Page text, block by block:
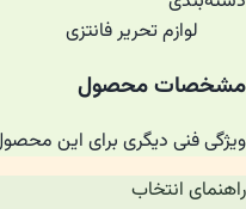
لوازم تحریر فانتزی
مشخصات محصول
ویژگی فنی دیگری برای این
راهنمای انتخاب